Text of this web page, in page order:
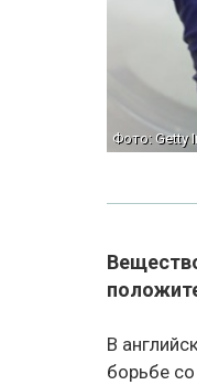
Фото: Getty
В
борьбе